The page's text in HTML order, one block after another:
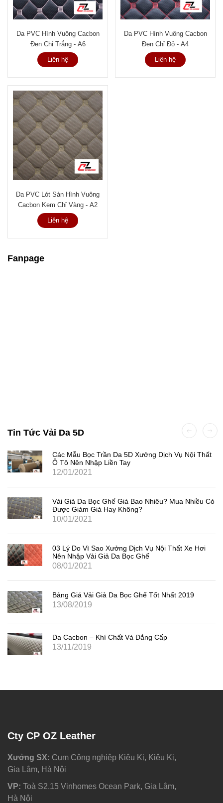
Da PVC Hình Vuông Cacbon
Đen Chỉ Trắng - A6
Liên hệ
Da PVC Hình Vuông Cacbon
Đen Chỉ Đỏ - A4
Liên hệ
Da PVC Lót Sàn Hình Vuông
Cacbon Kem Chỉ Vàng - A2
Liên hệ
Fanpage
Tin Tức Vải Da 5D
Các Mẫu Bọc Trần Da 5D Xưởng Dịch Vụ Nội Thất
Ô Tô Nên Nhập Liền Tay
12/01/2021
Vải Giả Da Bọc Ghế Giá Bao Nhiêu? Mua Nhiều Có
Được Giảm Giá Hay Không?
10/01/2021
03 Lý Do Vì Sao Xưởng Dịch Vụ Nội Thất Xe Hơi
Nên Nhập Vải Giả Da Bọc Ghế
08/01/2021
Bảng Giá Vải Giả Da Bọc Ghế Tốt Nhất 2019
13/08/2019
Da Cacbon – Khí Chất Và Đẳng Cấp
13/11/2019
Cty CP OZ Leather
Xưởng SX: Cụm Công nghiệp Kiêu Kị, Kiêu Kị,
Gia Lâm, Hà Nội
VP: Toà S2.15 Vinhomes Ocean Park, Gia Lâm,
Hà Nội